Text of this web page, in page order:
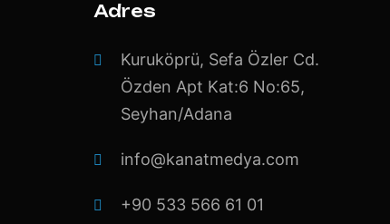
Adres
Kuruköprü, Sefa Özler Cd.
Özden Apt Kat:6 No:65,
Seyhan/Adana
info@kanatmedya.com
+90 533 566 61 01